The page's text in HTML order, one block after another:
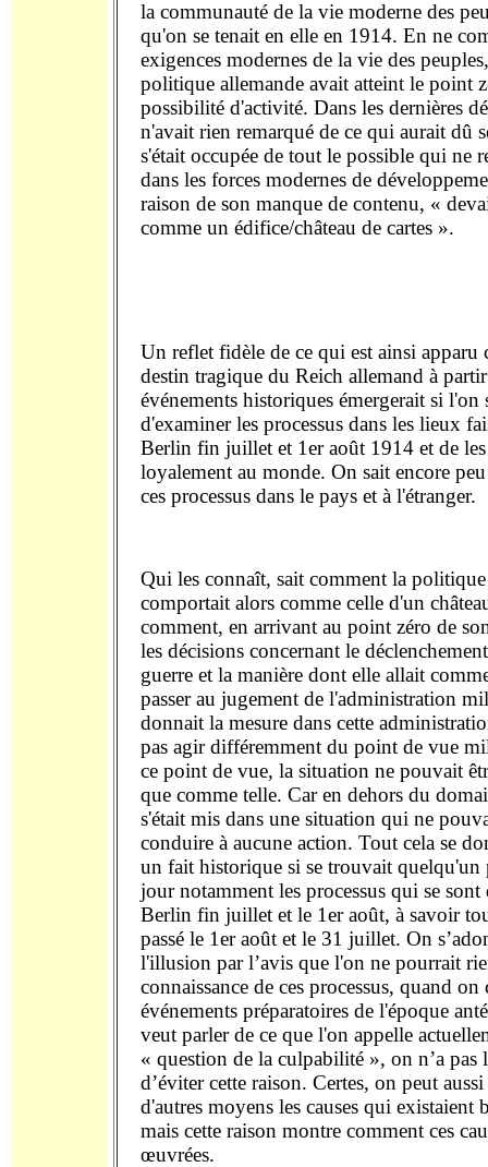
la communauté de la vie moderne des
qu'on se tenait en elle en 1914. En ne
exigences modernes de la vie des
politique allemande avait atteint le point
possibilité d'activité. Dans les dernières
n'avait rien remarqué de ce qui aurait dû
s'était occupée de tout le possible qui ne
dans les forces modernes de
raison de son manque de contenu, «
comme un édifice/château de cartes ».
Un reflet fidèle de ce qui est ainsi apparu
destin tragique du Reich allemand à
événements historiques émergerait si l'on
d'examiner les processus dans les lieux
Berlin fin juillet et 1er août 1914 et de les
loyalement au monde. On sait encore
ces processus dans le pays et à l'étranger.
Qui les connaît, sait comment la politique
comportait alors comme celle d'un
comment, en arrivant au point zéro de
les décisions concernant le
guerre et la manière dont elle allait
passer au jugement de l'administration
donnait la mesure dans cette
pas agir différemment du point de vue
ce point de vue, la situation ne pouvait
que comme telle. Car en dehors du
s'était mis dans une situation qui ne
conduire à aucune action. Tout cela se
un fait historique si se trouvait quelqu'un
jour notamment les processus qui se sont
Berlin fin juillet et le 1er août, à savoir
passé le 1er août et le 31 juillet. On
l'illusion par l’avis que l'on ne pourrait
connaissance de ces processus, quand on
événements préparatoires de l'époque
veut parler de ce que l'on appelle
« question de la culpabilité », on n’a pas
d’éviter cette raison. Certes, on peut
d'autres moyens les causes qui existaient
mais cette raison montre comment ces
œuvrées.